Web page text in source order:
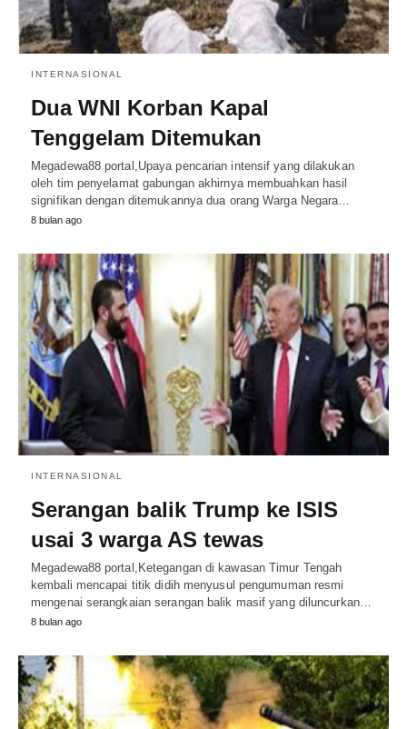
INTERNASIONAL
Dua WNI Korban Kapal
Tenggelam Ditemukan
Megadewa88 portal,Upaya pencarian intensif yang dilakukan
oleh tim penyelamat gabungan akhirnya membuahkan hasil
signifikan dengan ditemukannya dua orang Warga Negara…
8 bulan ago
INTERNASIONAL
Serangan balik Trump ke ISIS
usai 3 warga AS tewas
Megadewa88 portal,Ketegangan di kawasan Timur Tengah
kembali mencapai titik didih menyusul pengumuman resmi
mengenai serangkaian serangan balik masif yang diluncurkan…
8 bulan ago